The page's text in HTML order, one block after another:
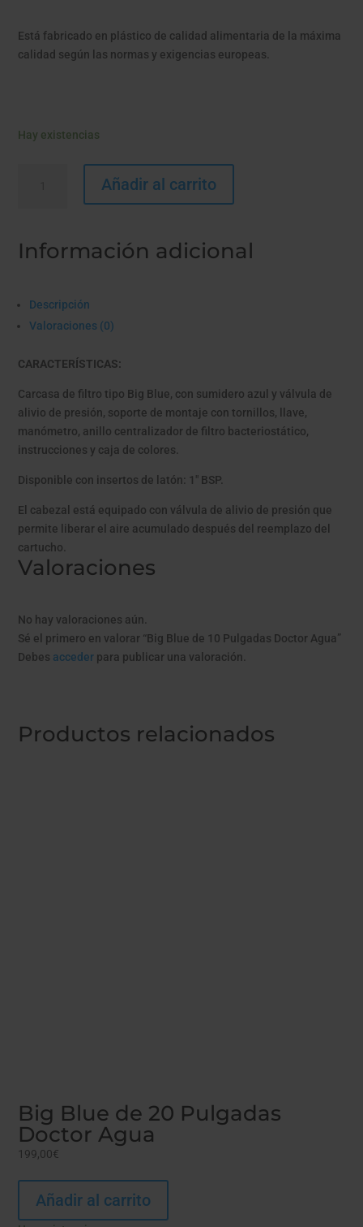
Está fabricado en plástico de calidad alimentaria de la máxima
calidad según las normas y exigencias europeas.
Hay existencias
Pulgadas
cantidad
Añadir al carrito
Información adicional
Descripción
Valoraciones (0)
CARACTERÍSTICAS:
Carcasa de filtro tipo Big Blue, con sumidero azul y válvula de
alivio de presión, soporte de montaje con tornillos, llave,
manómetro, anillo centralizador de filtro bacteriostático,
instrucciones y caja de colores.
Disponible con insertos de latón: 1" BSP.
El cabezal está equipado con válvula de alivio de presión que
permite liberar el aire acumulado después del reemplazo del
cartucho.
Valoraciones
No hay valoraciones aún.
Sé el primero en valorar “Big Blue de 10 Pulgadas Doctor Agua”
Debes acceder para publicar una valoración.
Productos relacionados
Big Blue de 20 Pulgadas
Doctor Agua
199,00€
Añadir al carrito